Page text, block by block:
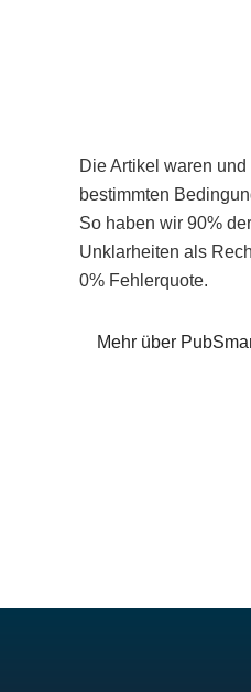
Die Artikel waren
bestimmten
So haben wir 90%
Unklarheiten als
0% Fehlerquote.
Mehr über